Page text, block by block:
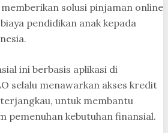
solusi pinjaman online
pendidikan anak kepada
ini berbasis aplikasi di
selalu menawarkan akses kredit
untuk membantu
pemenuhan kebutuhan finansial.